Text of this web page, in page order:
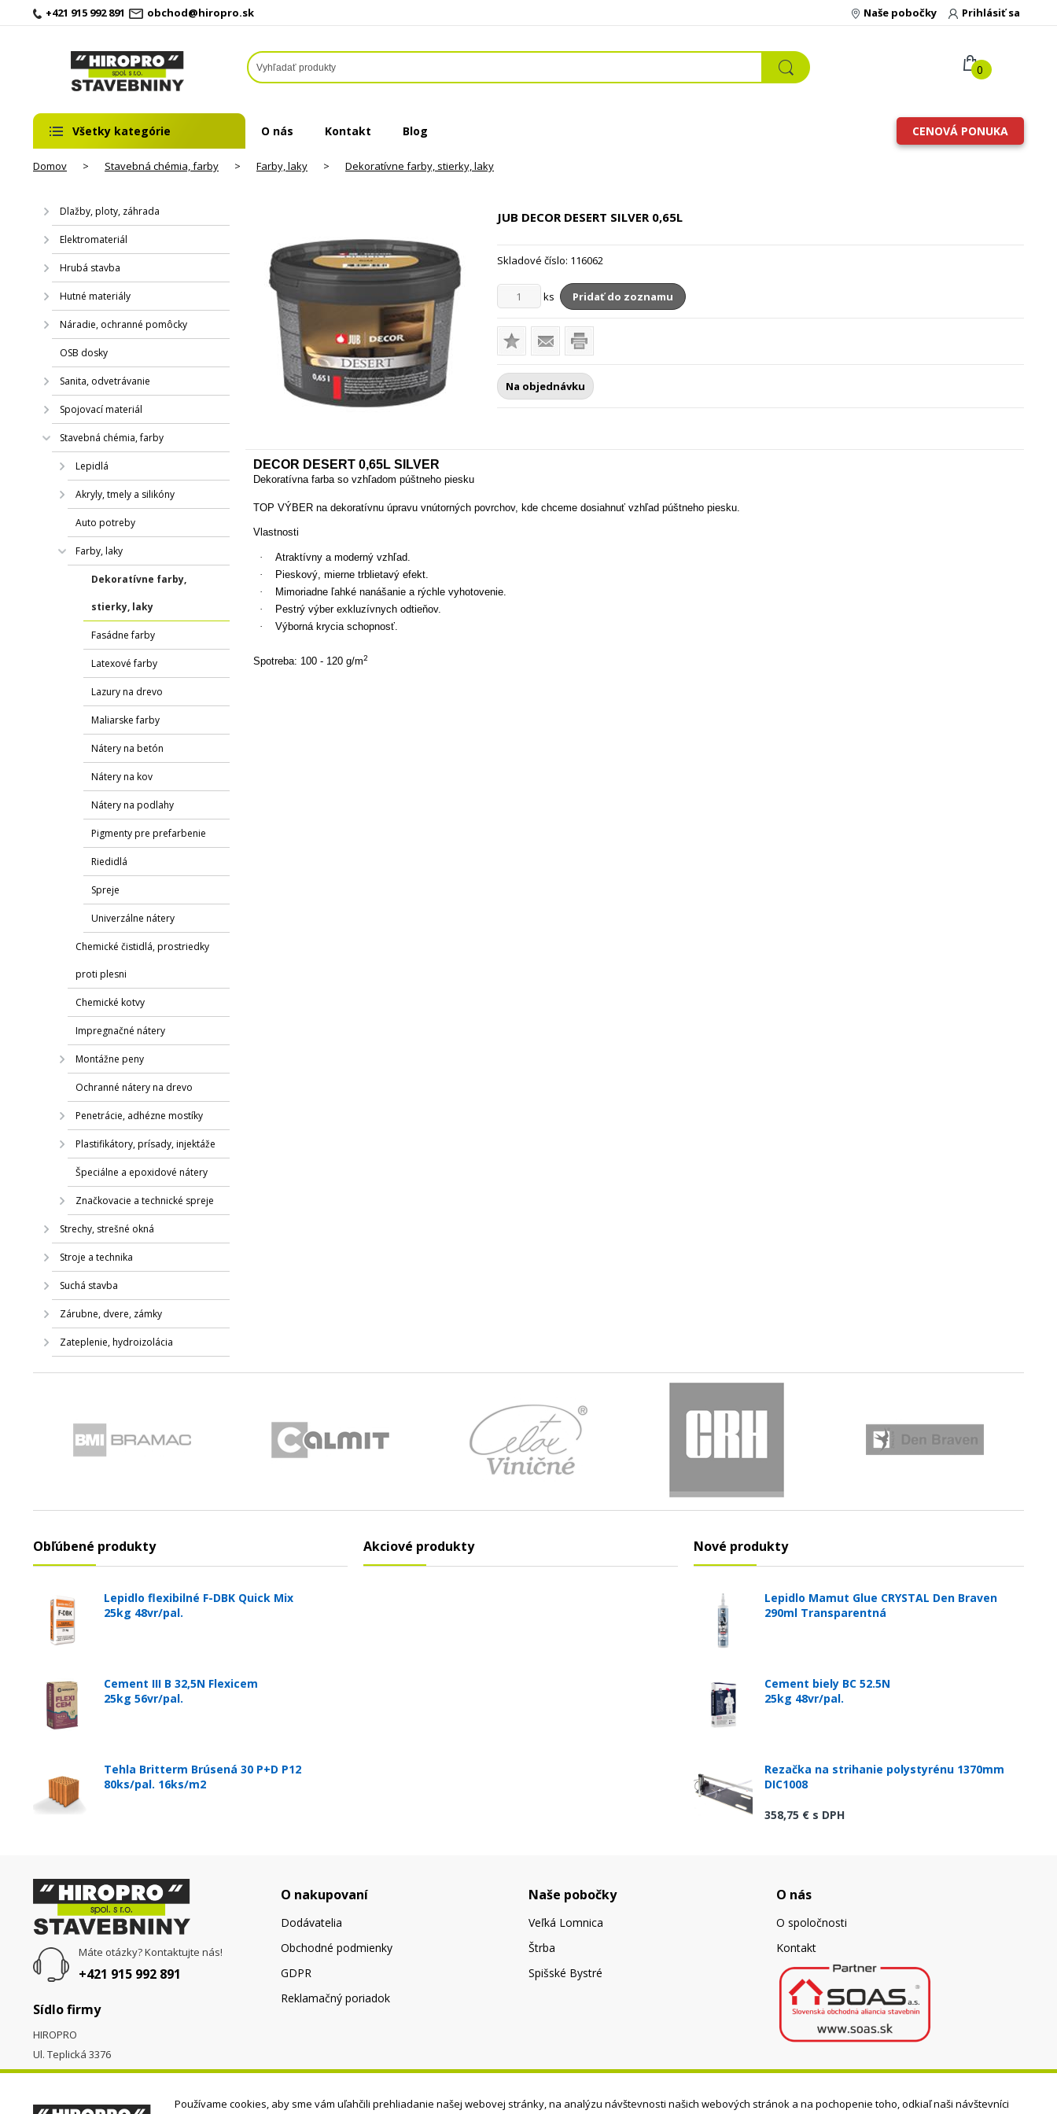
+421 915 992 891 obchod@hiropro.sk Prihlásiť sa
Naše pobočky
0
Všetky kategórie O nás Kontakt Blog CENOVÁ PONUKA
Domov > Stavebná chémia, farby > Farby, laky > Dekoratívne farby, stierky, laky
Dlažby, ploty, záhrada
Elektromateriál
Hrubá stavba
Hutné materiály
Náradie, ochranné pomôcky
OSB dosky
Sanita, odvetrávanie
Spojovací materiál
Stavebná chémia, farby
Lepidlá
Akryly, tmely a silikóny
Auto potreby
Farby, laky
Dekoratívne farby,
stierky, laky
Fasádne farby
Latexové farby
Lazury na drevo
Maliarske farby
Nátery na betón
Nátery na kov
Nátery na podlahy
Pigmenty pre prefarbenie
Riedidlá
Spreje
Univerzálne nátery
Chemické čistidlá, prostriedky
proti plesni
Chemické kotvy
Impregnačné nátery
Montážne peny
Ochranné nátery na drevo
Penetrácie, adhézne mostíky
Plastifikátory, prísady, injektáže
Špeciálne a epoxidové nátery
Značkovacie a technické spreje
Strechy, strešné okná
Stroje a technika
Suchá stavba
Zárubne, dvere, zámky
Zateplenie, hydroizolácia
JUB DECOR DESERT SILVER 0,65L
Skladové číslo: 116062
ks Pridať do zoznamu
Na objednávku
DECOR DESERT 0,65L SILVER
Dekoratívna farba so vzhľadom púštneho piesku
TOP VÝBER na dekoratívnu úpravu vnútorných povrchov, kde chceme dosiahnuť vzhľad púštneho piesku.
Vlastnosti
·
Atraktívny a moderný vzhľad.
·
Pieskový, mierne trblietavý efekt.
·
Mimoriadne ľahké nanášanie a rýchle vyhotovenie.
·
Pestrý výber exkluzívnych odtieňov.
·
Výborná krycia schopnosť.
Spotreba: 100 - 120 g/m2
Obľúbené produkty
Lepidlo flexibilné F-DBK Quick Mix
25kg 48vr/pal.
Cement III B 32,5N Flexicem
25kg 56vr/pal.
Tehla Britterm Brúsená 30 P+D P12
80ks/pal. 16ks/m2
Akciové produkty Nové produkty
Lepidlo Mamut Glue CRYSTAL Den Braven
290ml Transparentná
Cement biely BC 52.5N
25kg 48vr/pal.
Rezačka na strihanie polystyrénu 1370mm
DIC1008
358,75 € s DPH
Máte otázky? Kontaktujte nás!
+421 915 992 891
Sídlo firmy
HIROPRO
Ul. Teplická 3376
058 01Poprad
O nakupovaní
Dodávatelia
Obchodné podmienky
GDPR
Reklamačný poriadok
Naše pobočky
Veľká Lomnica
Štrba
Spišské Bystré
O nás
O spoločnosti
Kontakt
Používame cookies, aby sme vám uľahčili prehliadanie našej webovej stránky, na analýzu návštevnosti našich webových stránok a na pochopenie toho, odkiaľ naši návštevníci